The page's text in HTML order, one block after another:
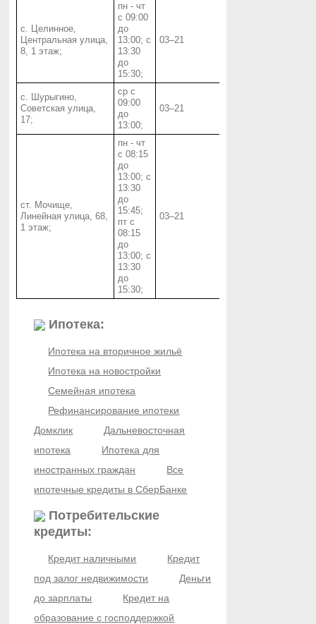
с. Целинное,
Центральная улица,
8, 1 этаж;
пн - чт
с 09:00
до
13:00; с
13:30
до
15:30;
03‒21
с. Шурыгино,
Советская улица,
17;
ср с
09:00
до
13:00;
03‒21
ст. Мочище,
Линейная улица, 68,
1 этаж;
пн - чт
с 08:15
до
13:00; с
13:30
до
15:45;
пт с
08:15
до
13:00; с
13:30
до
15:30;
03‒21
Ипотека:
Ипотека на вторичное жильё
Ипотека на новостройки
Семейная ипотека
Рефинансирование ипотеки
Домклик
Дальневосточная
ипотека
Ипотека для
иностранных граждан
Все
ипотечные кредиты в СберБанке
Потребительские
кредиты:
Кредит наличными
Кредит
под залог недвижимости
Деньги
до зарплаты
Кредит на
образование с господдержкой